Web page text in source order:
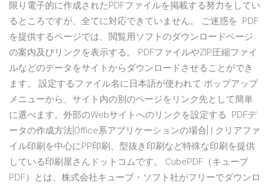
限り電子的に作成されたPDFファイルを掲載する努力をしてい
るところですが、全てに対応できていません。 ご迷惑を PDF
を提供するページでは、閲覧用ソフトのダウンロードページ
の案内及びリンクを表示する。 PDFファイルやZIP圧縮ファイ
ルなどのデータをサイトからダウンロードさせることができ
ます。 設定するファイル名に日本語が使われて ポップアップ
メニューから、サイト内の別のページをリンク先として簡単
に選べます。外部のWebサイトへのリンクを設定する PDFデ
ータの作成方法[Office系アプリケーションの場合] | クリアファ
イル印刷を中心にPP印刷、型抜き印刷など特殊な印刷を提供
している印刷屋さんドットコムです。 CubePDF（キューブ
PDF）とは、株式会社キューブ・ソフト社がフリーでダウンロ